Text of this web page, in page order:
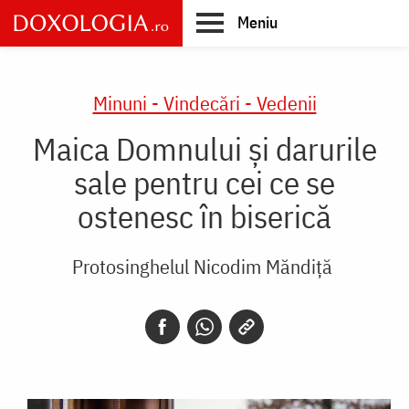
Skip
to
main
Meniu
Minuni - Vindecări - Vedenii
Maica Domnului și darurile
sale pentru cei ce se
ostenesc în biserică
Protosinghelul Nicodim Măndiță